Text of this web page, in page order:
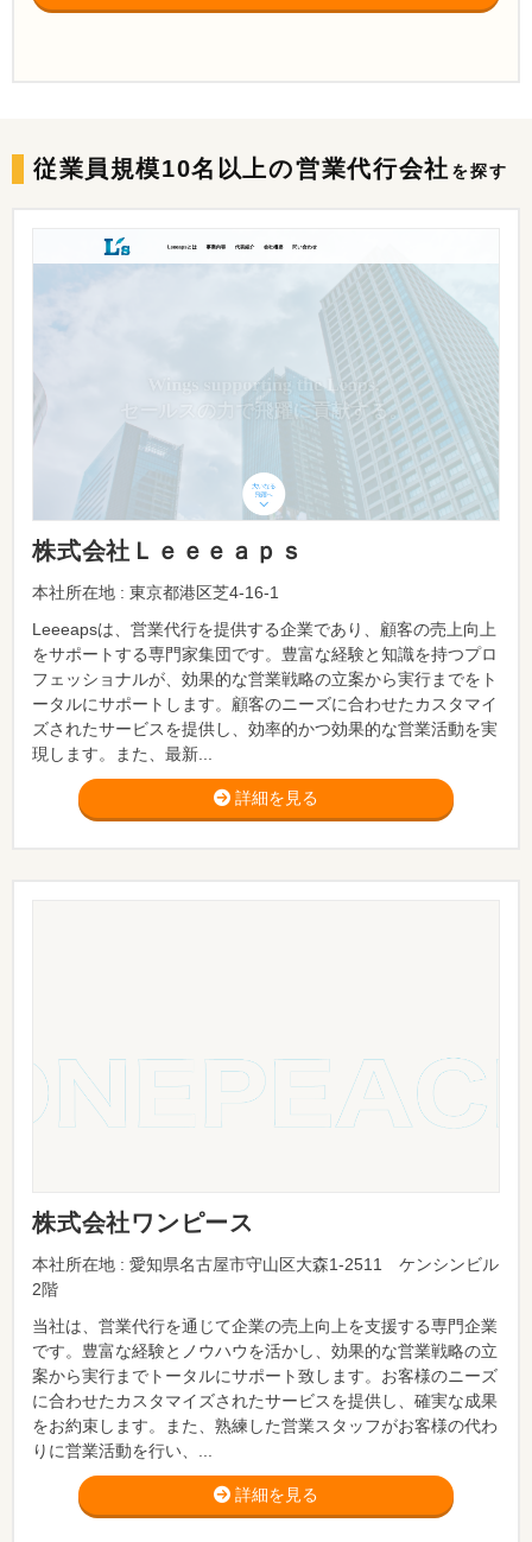
従業員規模10名以上の営業代行会社 を探す
株式会社Ｌｅｅｅａｐｓ
本社所在地 : 東京都港区芝4-16-1
Leeeapsは、営業代行を提供する企業であり、顧客の売上向上
をサポートする専門家集団です。豊富な経験と知識を持つプロ
フェッショナルが、効果的な営業戦略の立案から実行までをト
ータルにサポートします。顧客のニーズに合わせたカスタマイ
ズされたサービスを提供し、効率的かつ効果的な営業活動を実
現します。また、最新...
詳細を見る
株式会社ワンピース
本社所在地 : 愛知県名古屋市守山区大森1-2511 ケンシンビル
2階
当社は、営業代行を通じて企業の売上向上を支援する専門企業
です。豊富な経験とノウハウを活かし、効果的な営業戦略の立
案から実行までトータルにサポート致します。お客様のニーズ
に合わせたカスタマイズされたサービスを提供し、確実な成果
をお約束します。また、熟練した営業スタッフがお客様の代わ
りに営業活動を行い、...
詳細を見る